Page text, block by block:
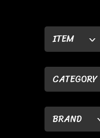
ITEM
CATEGORY
BRAND